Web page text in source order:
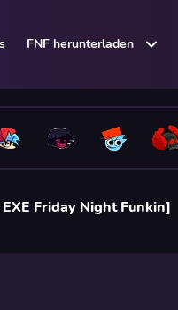
FNF herunterladen
EXE Friday Night Funkin]